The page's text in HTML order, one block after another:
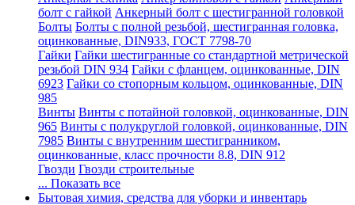
болт с гайкой Анкерный болт с шестигранной головкой
Болты Болты с полной резьбой, шестигранная головка,
оцинкованные, DIN933, ГОСТ 7798-70
Гайки Гайки шестигранные со стандартной метрической
резьбой DIN 934 Гайки с фланцем, оцинкованные, DIN
6923 Гайки со стопорным кольцом, оцинкованные, DIN
985
Винты Винты с потайной головкой, оцинкованные, DIN
965 Винты с полукруглой головкой, оцинкованные, DIN
7985 Винты с внутренним шестигранником,
оцинкованные, класс прочности 8.8, DIN 912
Гвозди Гвозди строительные
... Показать все
Бытовая химия, средства для уборки и инвентарь